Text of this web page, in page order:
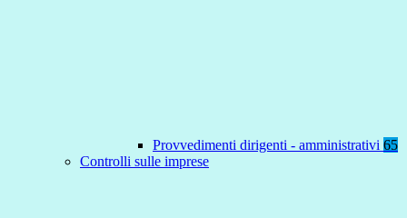
Provvedimenti dirigenti - amministrativi 65
Controlli sulle imprese